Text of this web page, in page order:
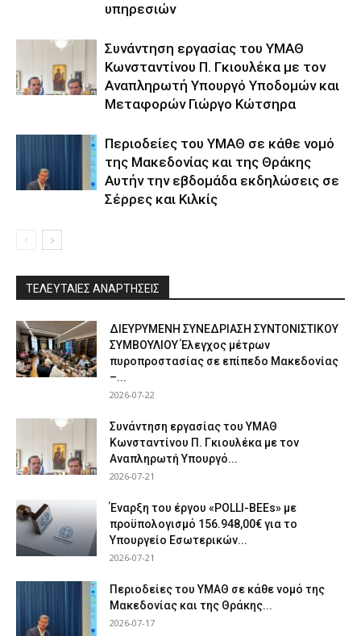
υπηρεσιών
Συνάντηση εργασίας του ΥΜΑΘ
Κωνσταντίνου Π. Γκιουλέκα με τον
Αναπληρωτή Υπουργό Υποδομών και
Μεταφορών Γιώργο Κώτσηρα
Περιοδείες του ΥΜΑΘ σε κάθε νομό
της Μακεδονίας και της Θράκης
Αυτήν την εβδομάδα εκδηλώσεις σε
Σέρρες και Κιλκίς
ΤΕΛΕΥΤΑΙΕΣ ΑΝΑΡΤΗΣΕΙΣ
ΔΙΕΥΡΥΜΕΝΗ ΣΥΝΕΔΡΙΑΣΗ ΣΥΝΤΟΝΙΣΤΙΚΟΥ
ΣΥΜΒΟΥΛΙΟΥ Έλεγχος μέτρων
πυροπροστασίας σε επίπεδο Μακεδονίας
–...
2026-07-22
Συνάντηση εργασίας του ΥΜΑΘ
Κωνσταντίνου Π. Γκιουλέκα με τον
Αναπληρωτή Υπουργό...
2026-07-21
Έναρξη του έργου «POLLI-BEEs» με
προϋπολογισμό 156.948,00€ για το
Υπουργείο Εσωτερικών...
2026-07-21
Περιοδείες του ΥΜΑΘ σε κάθε νομό της
Μακεδονίας και της Θράκης...
2026-07-17